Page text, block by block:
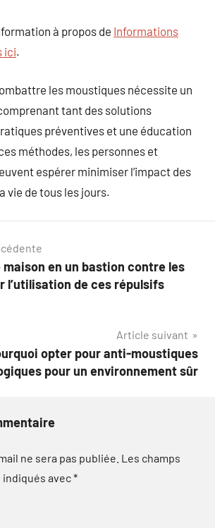
à propos de Informations
ici.
les moustiques nécessite un
tant des solutions
préventives et une éducation
méthodes, les personnes et
espérer minimiser l’impact des
vie de tous les jours.
maison en un bastion contre les
l’utilisation de ces répulsifs
Article suivant
opter pour anti-moustiques
pour un environnement sûr
ne sera pas publiée. Les champs
avec*